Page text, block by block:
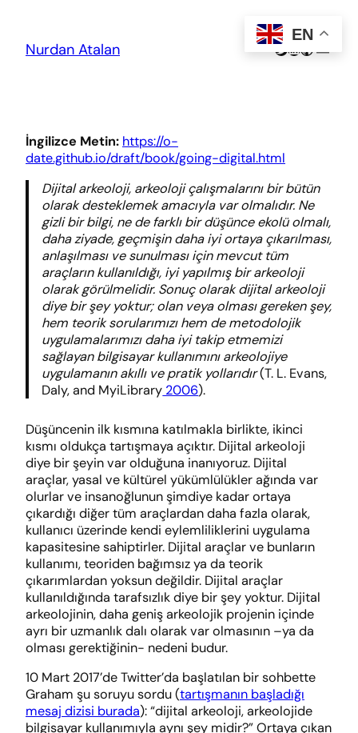
content
Nurdan Atalan Twitter
LinkedIn
GitHub
İngilizce Metin: https://o-
date.github.io/draft/book/going-digital.html
Dijital arkeoloji, arkeoloji çalışmalarını bir bütün
olarak desteklemek amacıyla var olmalıdır. Ne
gizli bir bilgi, ne de farklı bir düşünce ekolü olmalı,
daha ziyade, geçmişin daha iyi ortaya çıkarılması,
anlaşılması ve sunulması için mevcut tüm
araçların kullanıldığı, iyi yapılmış bir arkeoloji
olarak görülmelidir. Sonuç olarak dijital arkeoloji
diye bir şey yoktur; olan veya olması gereken şey,
hem teorik sorularımızı hem de metodolojik
uygulamalarımızı daha iyi takip etmemizi
sağlayan bilgisayar kullanımını arkeolojiye
uygulamanın akıllı ve pratik yollarıdır(T. L. Evans,
Daly, and MyiLibrary 2006).
Düşüncenin ilk kısmına katılmakla birlikte, ikinci
kısmı oldukça tartışmaya açıktır. Dijital arkeoloji
diye bir şeyin var olduğuna inanıyoruz. Dijital
araçlar, yasal ve kültürel yükümlülükler ağında var
olurlar ve insanoğlunun şimdiye kadar ortaya
çıkardığı diğer tüm araçlardan daha fazla olarak,
kullanıcı üzerinde kendi eylemliliklerini uygulama
kapasitesine sahiptirler. Dijital araçlar ve bunların
kullanımı, teoriden bağımsız ya da teorik
çıkarımlardan yoksun değildir. Dijital araçlar
kullanıldığında tarafsızlık diye bir şey yoktur. Dijital
arkeolojinin, daha geniş arkeolojik projenin içinde
ayrı bir uzmanlık dalı olarak var olmasının –ya da
olması gerektiğinin- nedeni budur.
10 Mart 2017’de Twitter’da başlatılan bir sohbette
Graham şu soruyu sordu (tartışmanın başladığı
mesaj dizisi burada): “dijital arkeoloji, arkeolojide
bilgisayar kullanımıyla aynı şey midir?” Ortaya çıkan
EN